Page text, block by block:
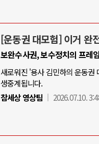
[운동권 대모험] 이거 완
보완수사권, 보수정치의 프레
새로워진 '용사 김민하의 운동권
생중계됩니다.
참세상 영상팀
2026.07.10.